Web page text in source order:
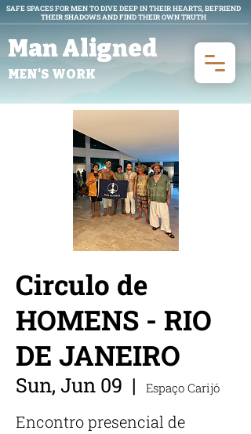
SAFE SPACES FOR MEN TO DIVE DEEP IN THEIR HEARTS, BEFRIEND
THEIR SHADOWS AND FIND THEIR OWN TRUTH
Man Aligned
MEN'S WORK
Circulo de
HOMENS - RIO
DE JANEIRO
Sun, Jun 09
  |
Espaço Carijó
Encontro presencial de